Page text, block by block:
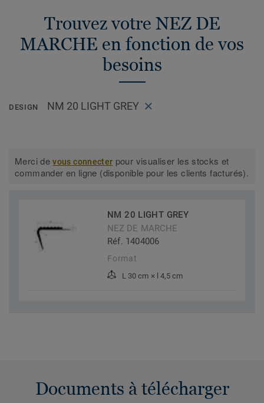
Trouvez votre NEZ DE
MARCHE en fonction de vos
besoins
DESIGN NM 20 LIGHT GREY
Merci devous connecter pour visualiser les stocks et
commander en ligne (disponible pour les clients facturés).
NM 20 LIGHT GREY
NEZ DE MARCHE
Réf. 1404006
Format
L 30 cm × l 4,5 cm
Documents à télécharger